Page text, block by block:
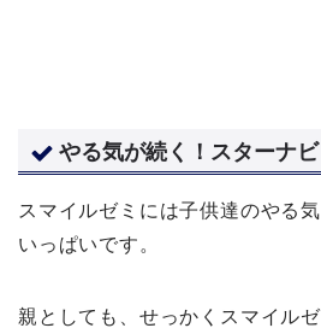
やる気が続く！スターナ
スマイルゼミには子供達のやる
いっぱいです。
親としても、せっかくスマイル